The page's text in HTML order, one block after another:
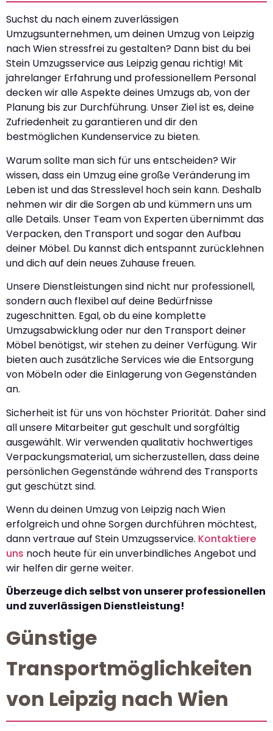
Suchst du nach einem zuverlässigen
Umzugsunternehmen, um deinen Umzug von Leipzig
nach Wien stressfrei zu gestalten? Dann bist du bei
Stein Umzugsservice aus Leipzig genau richtig! Mit
jahrelanger Erfahrung und professionellem Personal
decken wir alle Aspekte deines Umzugs ab, von der
Planung bis zur Durchführung. Unser Ziel ist es, deine
Zufriedenheit zu garantieren und dir den
bestmöglichen Kundenservice zu bieten.
Warum sollte man sich für uns entscheiden? Wir
wissen, dass ein Umzug eine große Veränderung im
Leben ist und das Stresslevel hoch sein kann. Deshalb
nehmen wir dir die Sorgen ab und kümmern uns um
alle Details. Unser Team von Experten übernimmt das
Verpacken, den Transport und sogar den Aufbau
deiner Möbel. Du kannst dich entspannt zurücklehnen
und dich auf dein neues Zuhause freuen.
Unsere Dienstleistungen sind nicht nur professionell,
sondern auch flexibel auf deine Bedürfnisse
zugeschnitten. Egal, ob du eine komplette
Umzugsabwicklung oder nur den Transport deiner
Möbel benötigst, wir stehen zu deiner Verfügung. Wir
bieten auch zusätzliche Services wie die Entsorgung
von Möbeln oder die Einlagerung von Gegenständen
an.
Sicherheit ist für uns von höchster Priorität. Daher sind
all unsere Mitarbeiter gut geschult und sorgfältig
ausgewählt. Wir verwenden qualitativ hochwertiges
Verpackungsmaterial, um sicherzustellen, dass deine
persönlichen Gegenstände während des Transports
gut geschützt sind.
Wenn du deinen Umzug von Leipzig nach Wien
erfolgreich und ohne Sorgen durchführen möchtest,
dann vertraue auf Stein Umzugsservice. Kontaktiere
uns noch heute für ein unverbindliches Angebot und
wir helfen dir gerne weiter.
Überzeuge dich selbst von unserer professionellen
und zuverlässigen Dienstleistung!
Günstige
Transportmöglichkeiten
von Leipzig nach Wien